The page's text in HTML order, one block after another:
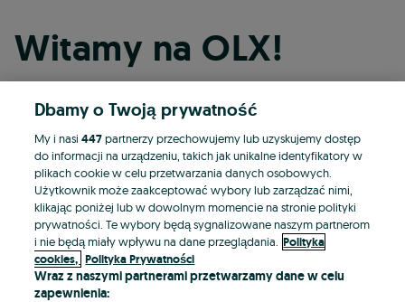
Witamy na OLX!
Kontynuuj przez Facebooka
Kontynuuj przez konto Apple
Kontynuuj przez konto Google
LUB
Dbamy o Twoją prywatność
My i nasi447partnerzy przechowujemy lub uzyskujemy dostęp
do informacji na urządzeniu, takich jak unikalne identyfikatory w
plikach cookie w celu przetwarzania danych osobowych.
Użytkownik może zaakceptować wybory lub zarządzać nimi,
klikając poniżej lub w dowolnym momencie na stronie polityki
prywatności. Te wybory będą sygnalizowane naszym partnerom
i nie będą miały wpływu na dane przeglądania. Polityka
cookies, Polityka Prywatności
Wraz z naszymi partnerami przetwarzamy dane w celu
zapewnienia: